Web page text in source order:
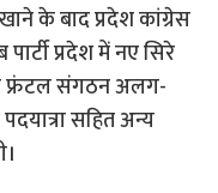
के बाद प्रदेश कांग्रेस
प्रदेश में नए सिरे
संगठन अलग-
सहित अन्य